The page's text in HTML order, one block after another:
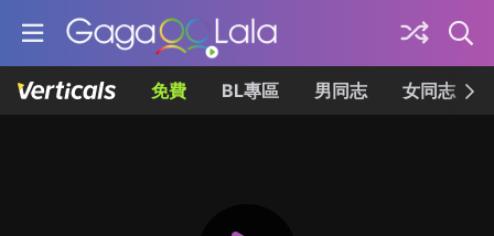
免費 BL專區 男同志 女同志